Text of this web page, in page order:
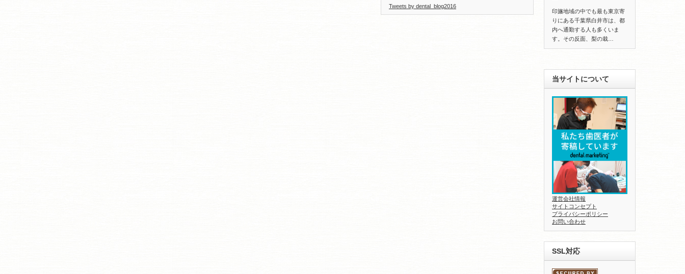
Tweets by dental_blog2016
印旛地域の中でも最も東京寄
りにある千葉県白井市は、都
内へ通勤する人も多くいま
す。その反面、梨の栽…
当サイトについて
運営会社情報
サイトコンセプト
プライバシーポリシー
お問い合わせ
SSL対応